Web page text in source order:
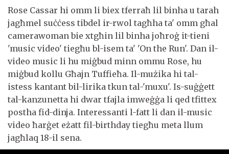
Rose Cassar hi omm li biex tferraħ lil binha u tarah
jagħmel suċċess tibdel ir-rwol tagħha ta' omm għal
camerawoman bie xtgħin lil binha joħroġ it-tieni
'music video' tiegħu bl-isem ta' 'On the Run'. Dan il-
video music li hu miġbud minn ommu Rose, hu
miġbud kollu Għajn Tuffieħa. Il-mużika hi tal-
istess kantant bil-lirika tkun tal-'muxu'. Is-suġġett
tal-kanzunetta hi dwar tfajla imweġġa li qed tfittex
postha fid-dinja. Interessanti l-fatt li dan il-music
video ħarġet eżatt fil-birthday tiegħu meta llum
jagħlaq 18-il sena.